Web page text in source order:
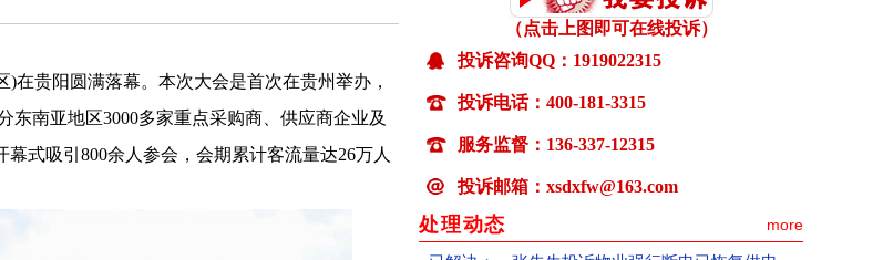
网
贵阳圆满落幕。本次大会是首次在贵州举办，
南亚地区3000多家重点采购商、供应商企业及
式吸引800余人参会，会期累计客流量达26万人
（点击上图即可在线投诉）
投诉咨询QQ：1919022315
投诉电话：400-181-3315
服务监督：136-337-12315
投诉邮箱：xsdxfw@163.com
处理动态 more
已受理：卢先生投诉百世快运快递损坏物品拒赔
已受理：张女士投诉微优梦空壳公司收款不发货联
已受理：丁女士投诉高春红主讲《元气食养》养生
已受理：李女士投诉郑州植得口腔医院植牙导致面